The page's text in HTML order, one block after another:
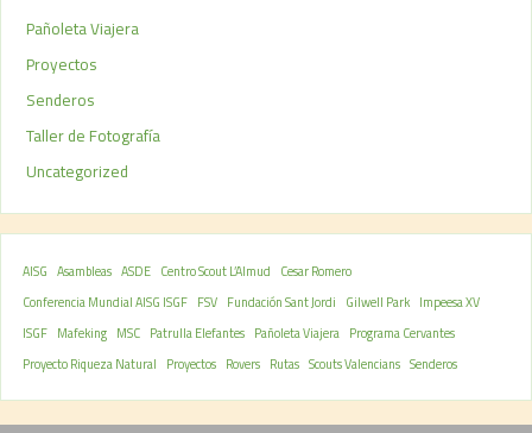
Pañoleta Viajera
Proyectos
Senderos
Taller de Fotografía
Uncategorized
AISG Asambleas ASDE Centro Scout L’Almud
Cesar Romero
Conferencia Mundial AISG ISGF FSV Fundación Sant Jordi Gilwell Park Impeesa XV
ISGF Mafeking MSC Patrulla Elefantes Pañoleta Viajera Programa Cervantes
Proyecto Riqueza Natural
Proyectos Rovers Rutas Scouts Valencians Senderos